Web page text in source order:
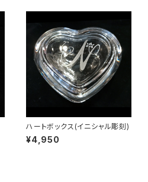
ハートボックス(イニシャル彫刻)
¥4,950